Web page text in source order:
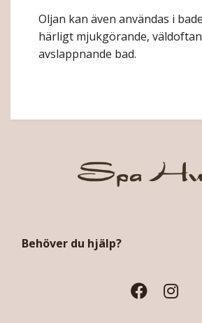
Oljan kan även användas i
härligt mjukgörande,
avslappnande bad.
Behöver du hjälp?